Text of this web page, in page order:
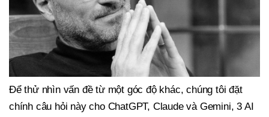
Để thử nhìn vấn đề từ một góc độ khác, chúng tôi đặt
chính câu hỏi này cho ChatGPT, Claude và Gemini, 3 AI